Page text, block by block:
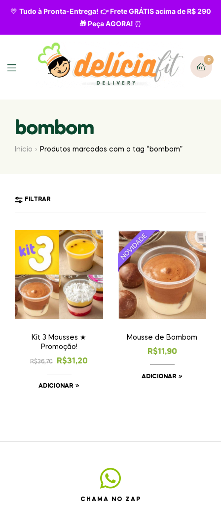
💛 Tudo à Pronta-Entrega! 👉 Frete GRÁTIS acima de R$ 290
🎁 Peça AGORA! ⏰
0
bombom
Início Produtos marcados com a tag “bombom”
FILTRAR
Kit 3 Mousses ★
Promoção!
R$36,70 R$31,20
ADICIONAR
Mousse de Bombom
R$11,90
ADICIONAR
CHAMA NO ZAP